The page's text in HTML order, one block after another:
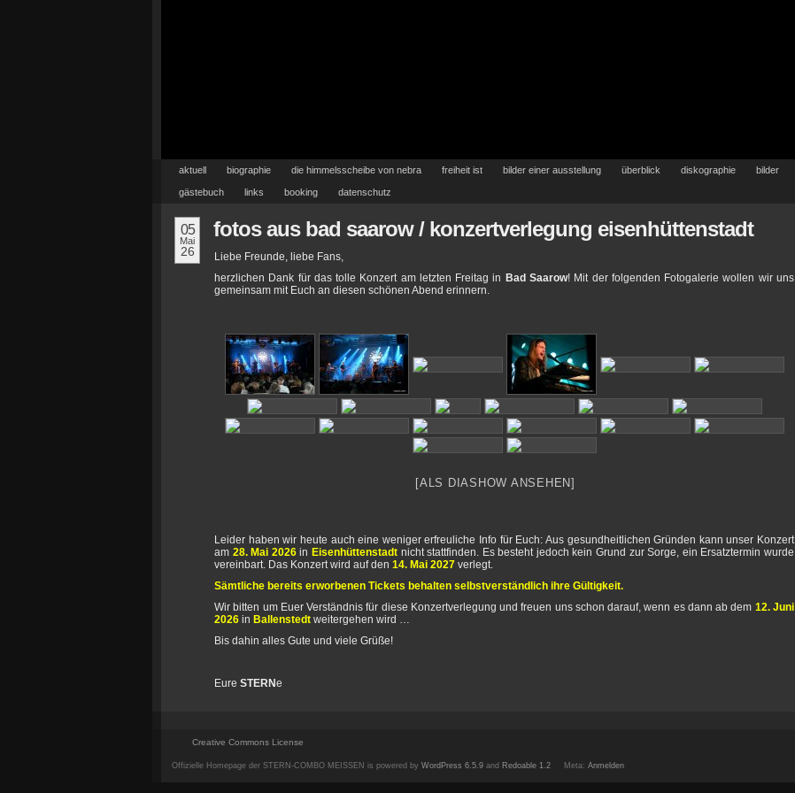
aktuell biographie die himmelsscheibe von nebra freiheit ist bilder einer ausstellung überblick diskographie bilder
gästebuch links booking datenschutz
05
Mai
26
fotos aus bad saarow / konzertverlegung eisenhüttenstadt
Liebe Freunde, liebe Fans,
herzlichen Dank für das tolle Konzert am letzten Freitag in Bad Saarow! Mit der folgenden Fotogalerie wollen wir uns
gemeinsam mit Euch an diesen schönen Abend erinnern.
[ALS DIASHOW ANSEHEN]
Leider haben wir heute auch eine weniger erfreuliche Info für Euch: Aus gesundheitlichen Gründen kann unser Konzert
am 28. Mai 2026in Eisenhüttenstadtnicht stattfinden. Es besteht jedoch kein Grund zur Sorge, ein Ersatztermin wurde
vereinbart. Das Konzert wird auf den 14. Mai 2027 verlegt.
Sämtliche bereits erworbenen Tickets behalten selbstverständlich ihre Gültigkeit.
Wir bitten um Euer Verständnis für diese Konzertverlegung und freuen uns schon darauf, wenn es dann ab dem 12. Juni
2026 in Ballenstedt weitergehen wird …
Bis dahin alles Gute und viele Grüße!
Eure STERNe
Creative Commons License
Offizielle Homepage der STERN-COMBO MEISSEN is powered by WordPress 6.5.9 and Redoable 1.2 Meta: Anmelden